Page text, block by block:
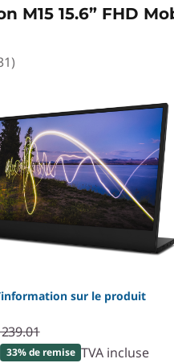
M15 15.6” FHD
sur le produit
33% de remise TVA incluse